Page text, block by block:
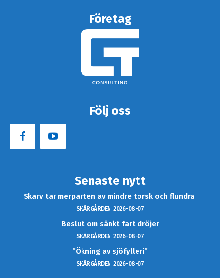
Företag
Följ oss
Senaste nytt
Skarv tar merparten av mindre torsk och flundra
SKÄRGÅRDEN 2026-08-07
Beslut om sänkt fart dröjer
SKÄRGÅRDEN 2026-08-07
”Ökning av sjöfylleri”
SKÄRGÅRDEN 2026-08-07